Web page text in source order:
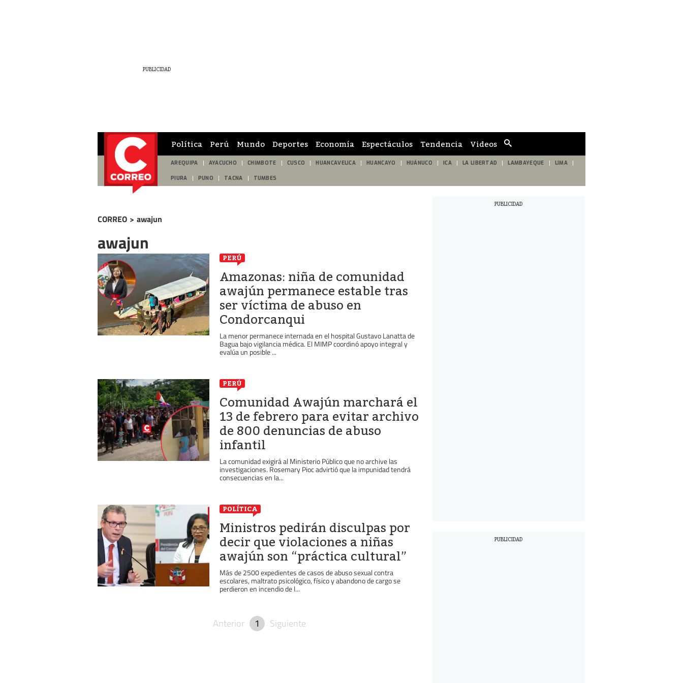
de
búsqueda
Política Perú Mundo Deportes Economía Espectáculos Tendencia Videos
AREQUIPA AYACUCHO CHIMBOTE CUSCO HUANCAVELICA HUANCAYO HUÁNUCO ICA LA LIBERTAD LAMBAYEQUE LIMA
PIURA PUNO TACNA TUMBES
CORREO > awajun
awajun
PERÚ
Amazonas: niña de comunidad
awajún permanece estable tras
ser víctima de abuso en
Condorcanqui
La menor permanece internada en el hospital Gustavo Lanatta de
Bagua bajo vigilancia médica. El MIMP coordinó apoyo integral y
evalúa un posible ...
PERÚ
Comunidad Awajún marchará el
13 de febrero para evitar archivo
de 800 denuncias de abuso
infantil
La comunidad exigirá al Ministerio Público que no archive las
investigaciones. Rosemary Pioc advirtió que la impunidad tendrá
consecuencias en la...
POLÍTICA
Ministros pedirán disculpas por
decir que violaciones a niñas
awajún son “práctica cultural”
Más de 2500 expedientes de casos de abuso sexual contra
escolares, maltrato psicológico, físico y abandono de cargo se
perdieron en incendio de l...
Anterior 1 Siguiente